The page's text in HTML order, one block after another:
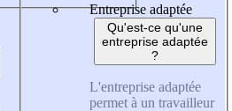
Entreprise adaptée
Qu'est-ce qu'une
entreprise adaptée
?
L'entreprise adaptée
permet à un travailleur